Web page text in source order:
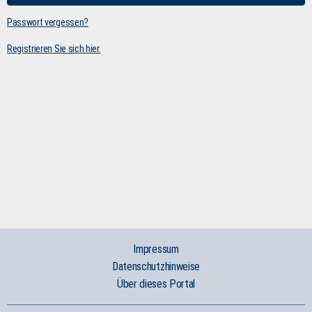
Passwort vergessen?
Registrieren Sie sich hier.
Impressum
Datenschutzhinweise
Über dieses Portal